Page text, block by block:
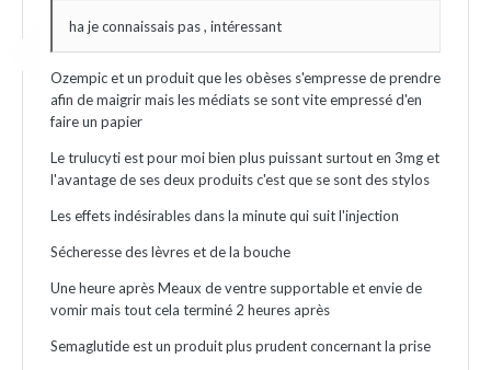
ha je connaissais pas , intéressant
Ozempic et un produit que les obèses s'empresse de prendre
afin de maigrir mais les médiats se sont vite empressé d'en
faire un papier
Le trulucyti est pour moi bien plus puissant surtout en 3mg et
l'avantage de ses deux produits c'est que se sont des stylos
Les effets indésirables dans la minute qui suit l'injection
Sécheresse des lèvres et de la bouche
Une heure après Meaux de ventre supportable et envie de
vomir mais tout cela terminé 2 heures après
Semaglutide est un produit plus prudent concernant la prise